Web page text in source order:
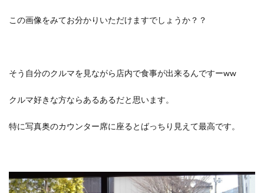
この画像をみてお分かりいただけますでしょうか？？
そう自分のクルマを見ながら店内で食事が出来るんですーww
クルマ好きな方ならあるあるだと思います。
特に写真奥のカウンター席に座るとばっちり見えて最高です。